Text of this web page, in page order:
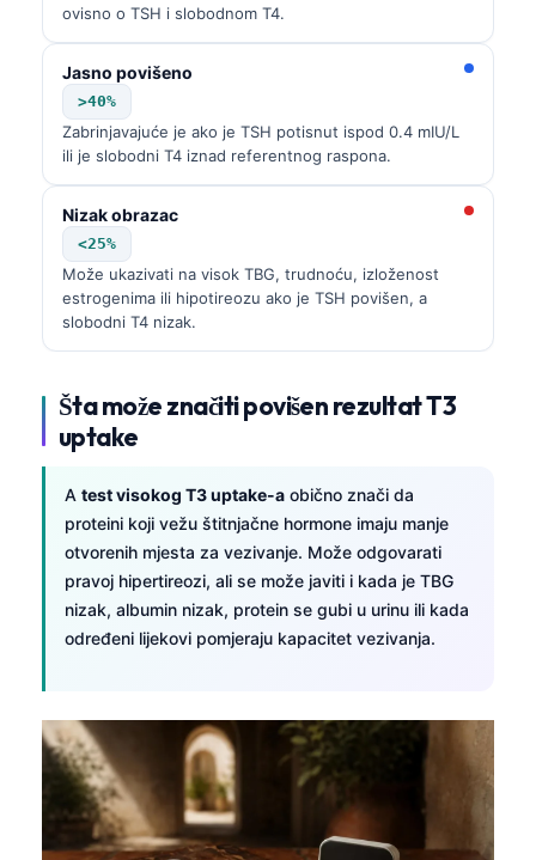
ovisno o TSH i slobodnom T4.
Jasno povišeno
>40%
Zabrinjavajuće je ako je TSH potisnut ispod 0.4 mIU/L
ili je slobodni T4 iznad referentnog raspona.
Nizak obrazac
<25%
Može ukazivati na visok TBG, trudnoću, izloženost
estrogenima ili hipotireozu ako je TSH povišen, a
slobodni T4 nizak.
Šta može značiti povišen rezultat T3
uptake
A test visokog T3 uptake-a obično znači da
proteini koji vežu štitnjačne hormone imaju manje
otvorenih mjesta za vezivanje. Može odgovarati
pravoj hipertireozi, ali se može javiti i kada je TBG
nizak, albumin nizak, protein se gubi u urinu ili kada
određeni lijekovi pomjeraju kapacitet vezivanja.